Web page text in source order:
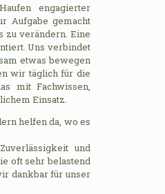
engagierter
Aufgabe gemacht
zu verändern. Eine
Uns verbindet
etwas bewegen
wir täglich für die
mit Fachwissen,
Einsatz.
helfen da, wo es
und
oft sehr belastend
dankbar für unser